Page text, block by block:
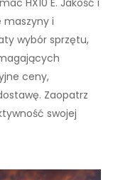
maszyny i
wybór sprzętu,
ceny,
Zaopatrz
swojej